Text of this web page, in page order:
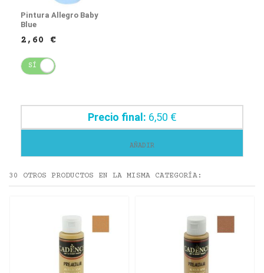
Pintura Allegro Baby
Blue
2,60 €
SÍ
Precio final: 6,50 €
AÑADIR
30 OTROS PRODUCTOS EN LA MISMA CATEGORÍA: